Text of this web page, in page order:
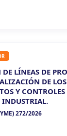
LÍNEAS DE
DE
Y
INDUSTRIAL.
272/2026